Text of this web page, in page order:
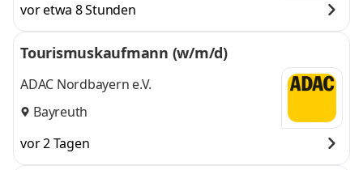
vor etwa 8 Stunden
Tourismuskaufmann (w/m/d)
ADAC Nordbayern e.V.
Bayreuth
vor 2 Tagen